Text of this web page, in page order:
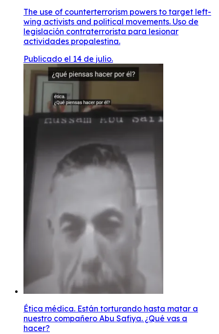
The use of counterterrorism powers to target left-
wing activists and political movements. Uso de
legislación contraterrorista para lesionar
actividades propalestina.
Publicado el 14 de julio.
Ética médica. Están torturando hasta matar a
nuestro compañero Abu Safiya. ¿Qué vas a
hacer?